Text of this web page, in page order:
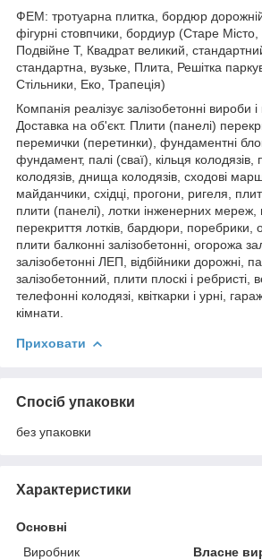
ФЕМ: тротуарна плитка, бордюр
фігурні стовпчики, бордиур (Старе
Подвійне Т, Квадрат великий,
стандартна, вузьке, Плита, Решітка
Стільники, Еко, Трапеція)
Компанія реалізує залізобетонні вироби
Доставка на об'єкт. Плити (панелі)
перемички (перетинки), фундаментні
фундамент, палі (сваї), кільця колодязів,
колодязів, днища колодязів, сходові
майданчики, східці, прогони, ригеля,
плити (панелі), лотки інженерних мереж,
перекриття лотків, бардюри, поребрики,
плити балконні залізобетонні, огорожа
залізобетонні ЛЕП, відбійники дорожні,
залізобетонний, плити плоскі і ребристі,
телефонні колодязі, квіткарки і урні,
кімнати.
Приховати
Спосіб упаковки
без упаковки
Характеристики
Основні
Виробник
Власне